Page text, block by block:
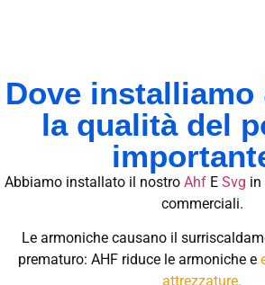
Dove installiamo
la qualità del
Abbiamo installato il nostro AhfE Svg in
commerciali.
Le armoniche causano il
prematuro: AHF riduce le armoniche e
attrezzature.